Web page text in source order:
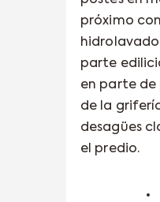
próximo
parte
en parte
de la
desagües
el predio.